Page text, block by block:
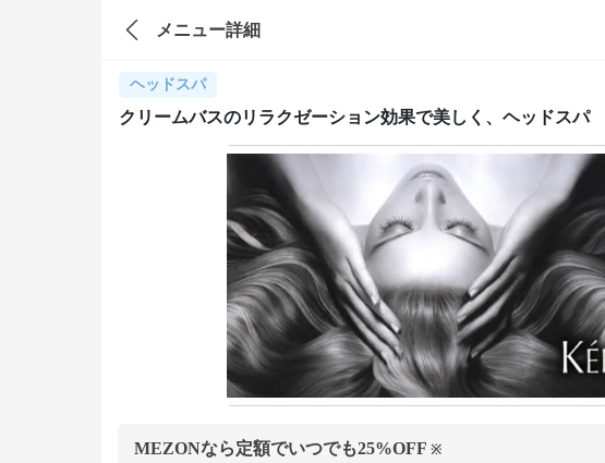
メニュー詳細
ヘッドスパ
クリームバスのリラクゼーション効果で美しく、ヘッドスパ
MEZONなら定額でいつでも25%OFF ※